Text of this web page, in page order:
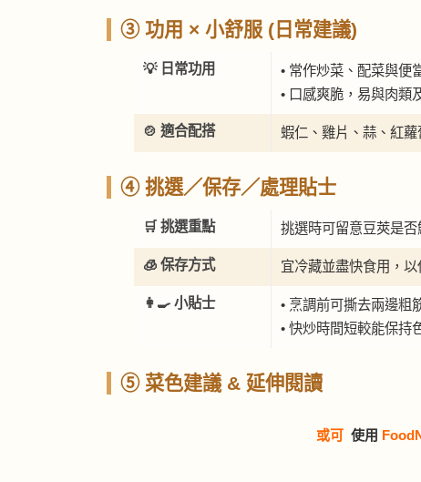
③ 功用 × 小舒服 (日常建議)
💡 日常功用
• 常作炒菜、配菜與便
• 口感爽脆，易與肉類
🍲 適合配搭 蝦仁、雞片、蒜、紅
④ 挑選／保存／處理貼士
🛒 挑選重點 挑選時可留意豆莢是
🧊 保存方式 宜冷藏並盡快食用，以
👩‍🍳 小貼士
• 烹調前可撕去兩邊粗
• 快炒時間短較能保持
⑤ 菜色建議 & 延伸閱讀
或可 使用